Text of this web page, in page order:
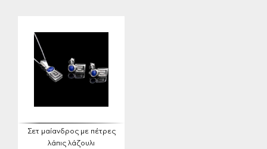
Σετ μαίανδρος με πέτρες
λάπις λάζουλι